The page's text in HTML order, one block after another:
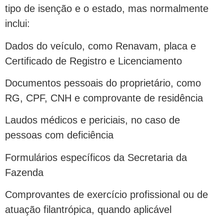
tipo de isenção e o estado, mas normalmente
inclui:
Dados do veículo, como Renavam, placa e
Certificado de Registro e Licenciamento
Documentos pessoais do proprietário, como
RG, CPF, CNH e comprovante de residência
Laudos médicos e periciais, no caso de
pessoas com deficiência
Formulários específicos da Secretaria da
Fazenda
Comprovantes de exercício profissional ou de
atuação filantrópica, quando aplicável